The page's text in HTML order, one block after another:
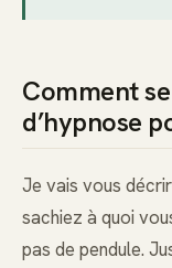
Comment
d’hypnose
Je vais vous
sachiez à quoi
pas de pendule.